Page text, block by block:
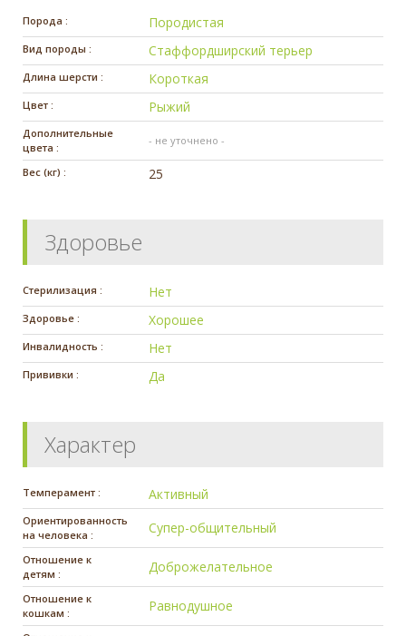
Порода : Породистая
Вид породы : Стаффордширский терьер
Длина шерсти : Короткая
Цвет : Рыжий
Дополнительные
цвета :
- не уточнено -
Вес (кг) : 25
Здоровье
Стерилизация : Нет
Здоровье : Хорошее
Инвалидность : Нет
Прививки : Да
Характер
Темперамент : Активный
Ориентированность
на человека :
Супер-общительный
Отношение к
детям :
Доброжелательное
Отношение к
кошкам :
Равнодушное